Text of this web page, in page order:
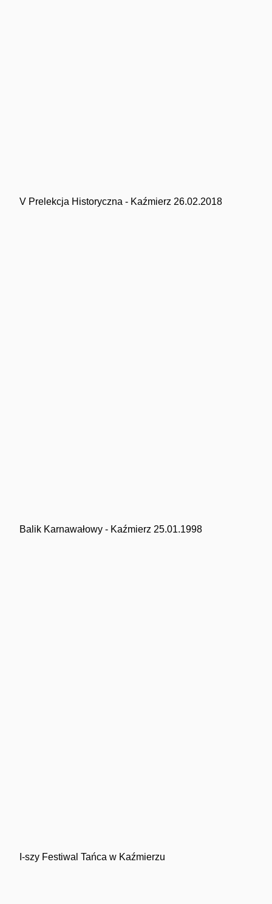
V Prelekcja Historyczna - Kaźmierz 26.02.2018
Balik Karnawałowy - Kaźmierz 25.01.1998
I-szy Festiwal Tańca w Kaźmierzu